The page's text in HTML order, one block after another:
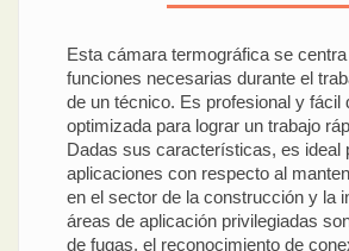
Esta cámara termográfica se
funciones necesarias durante el
de un técnico. Es profesional y fácil
optimizada para lograr un trabajo
Dadas sus características, es ideal
aplicaciones con respecto al
en el sector de la construcción y la
áreas de aplicación privilegiadas
de fugas, el reconocimiento de